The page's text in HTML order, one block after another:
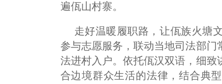
遍佤山村寨。
走好温暖履职路，让佤族火塘
参与志愿服务，联动当地司法部
法进村入户。依托佤汉双语，细
合边境群众生活的法律，结合典